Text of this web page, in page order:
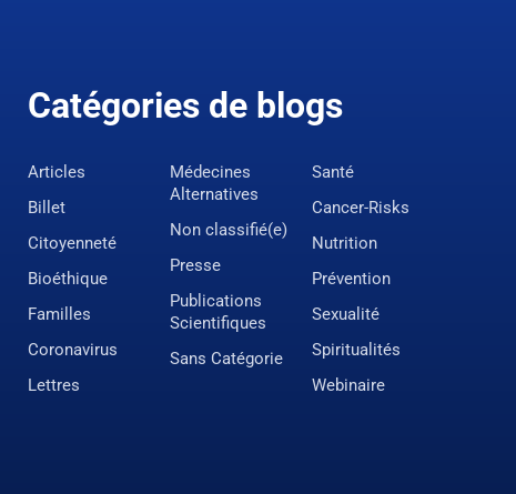
Catégories de blogs
Articles
Billet
Citoyenneté
Bioéthique
Familles
Coronavirus
Lettres
Médecines
Alternatives
Non classifié(e)
Presse
Publications
Scientifiques
Sans Catégorie
Santé
Cancer-Risks
Nutrition
Prévention
Sexualité
Spiritualités
Webinaire